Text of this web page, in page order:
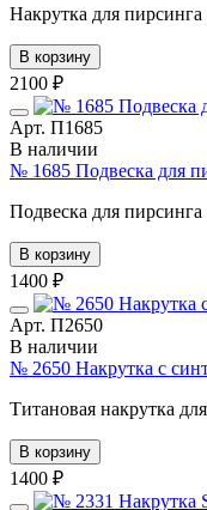
Накрутка для
В корзину
2100 ₽
Арт. П1685
В наличии
№ 1685 Подвеска для
Подвеска для
В корзину
1400 ₽
Арт. П2650
В наличии
№ 2650 Накрутка с
Титановая накрутка
В корзину
1400 ₽